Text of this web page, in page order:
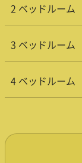
2 ベッドルーム
3 ベッドルーム
4 ベッドルーム